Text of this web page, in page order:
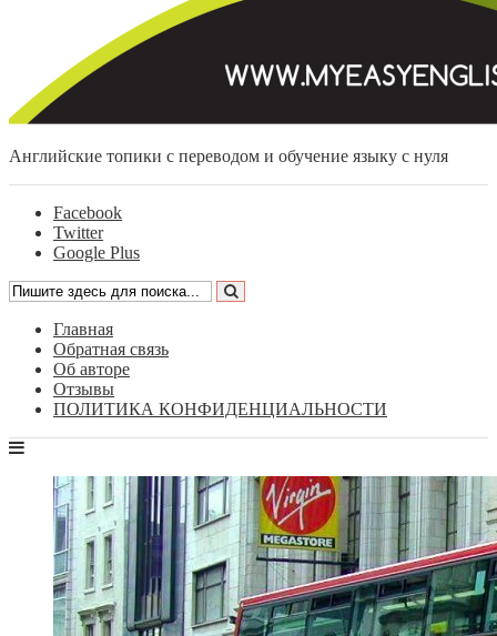
Английские топики с переводом и обучение языку с нуля
Facebook
Twitter
Google Plus
Главная
Обратная связь
Об авторе
Отзывы
ПОЛИТИКА КОНФИДЕНЦИАЛЬНОСТИ